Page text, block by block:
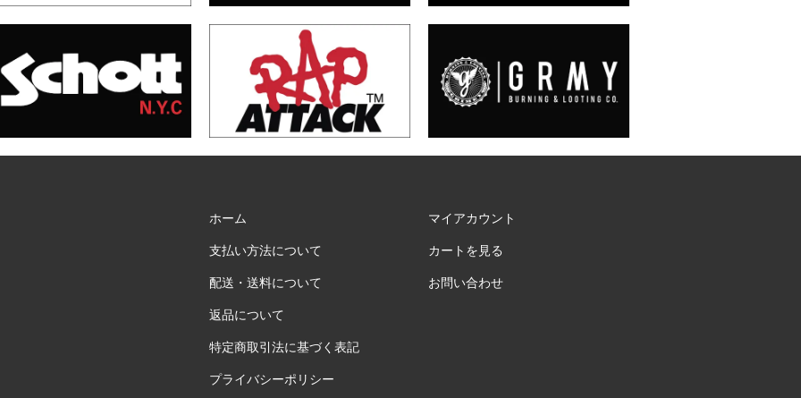
ホーム
支払い方法について
配送・送料について
返品について
特定商取引法に基づく表記
プライバシーポリシー
マイアカウント
カートを見る
お問い合わせ